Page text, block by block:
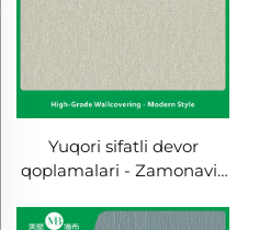
Yuqori sifatli devor
qoplamalari - Zamonaviy
chiqaruvchidan xuddi